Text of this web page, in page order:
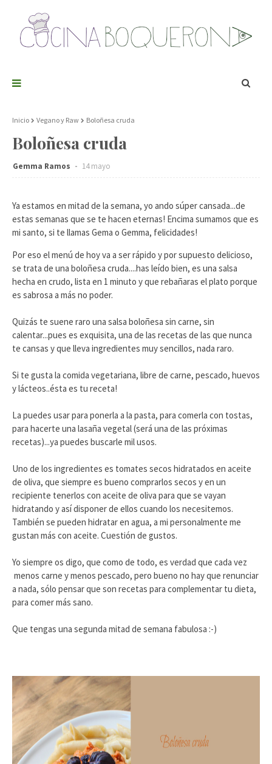
Inicio Vegano y Raw Boloñesa cruda
Boloñesa cruda
Gemma Ramos 14 mayo
Ya estamos en mitad de la semana, yo ando súper cansada...de
estas semanas que se te hacen eternas! Encima sumamos que es
mi santo, si te llamas Gema o Gemma, felicidades!
Por eso el menú de hoy va a ser rápido y por supuesto delicioso,
se trata de una boloñesa cruda....has leído bien, es una salsa
hecha en crudo, lista en 1 minuto y que rebañaras el plato porque
es sabrosa a más no poder.
Quizás te suene raro una salsa boloñesa sin carne, sin
calentar...pues es exquisita, una de las recetas de las que nunca
te cansas y que lleva ingredientes muy sencillos, nada raro.
Si te gusta la comida vegetariana, libre de carne, pescado, huevos
y lácteos..ésta es tu receta!
La puedes usar para ponerla a la pasta, para comerla con tostas,
para hacerte una lasaña vegetal (será una de las próximas
recetas)...ya puedes buscarle mil usos.
Uno de los ingredientes es tomates secos hidratados en aceite
de oliva, que siempre es bueno comprarlos secos y en un
recipiente tenerlos con aceite de oliva para que se vayan
hidratando y así disponer de ellos cuando los necesitemos.
También se pueden hidratar en agua, a mi personalmente me
gustan más con aceite. Cuestión de gustos.
Yo siempre os digo, que como de todo, es verdad que cada vez
menos carne y menos pescado, pero bueno no hay que renunciar
a nada, sólo pensar que son recetas para complementar tu dieta,
para comer más sano.
Que tengas una segunda mitad de semana fabulosa :-)